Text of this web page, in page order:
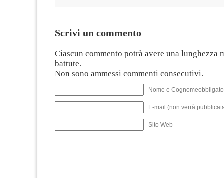
Scrivi un commento
Ciascun commento potrà avere una lunghezza
battute.
Non sono ammessi commenti consecutivi.
Nome e
E-mail (non verrà
Sito Web